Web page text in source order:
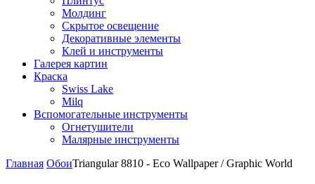
Молдинг
Скрытое освещение
Декоративные элементы
Клей и инструменты
Галерея картин
Краска
Swiss Lake
Milq
Вспомогательные инструменты
Огнетушители
Малярные инструменты
Главная ОбоиTriangular 8810 - Eco Wallpaper / Graphic World